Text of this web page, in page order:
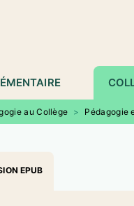
au Collège > Pédagogie
EPUB